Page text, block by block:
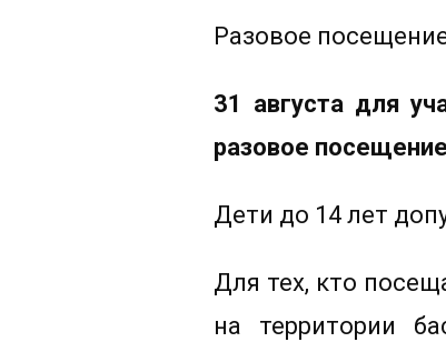
Разовое
31 августа для
разовое
Дети до 14 лет
Для тех, кто
на территории